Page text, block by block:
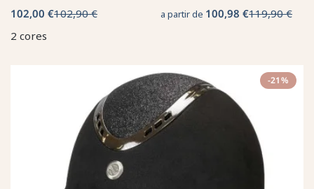
102,00 €102,90 €
2 cores
a partir de 100,98 €119,90 €
-21%